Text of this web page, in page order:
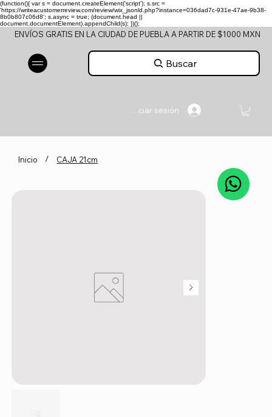
(function(){ var s = document.createElement('script'); s.src =
'https://writeacustomerreview.com/review/wix_jsonld.php?instance=036dad7c-931e-47ae-9b38-
8b0b807c06d8'; s.async = true; (document.head ||
document.documentElement).appendChild(s); })();
ENVÍOS GRATIS EN LA CIUDAD DE PUEBLA A PARTIR DE $1000 MXN
Buscar
Iniciar sesión
Inicio / CAJA 21cm